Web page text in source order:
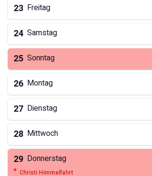
23 Freitag
24 Samstag
25 Sonntag
26 Montag
27 Dienstag
28 Mittwoch
29 Donnerstag
Christi Himmelfahrt